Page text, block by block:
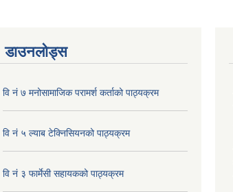
डाउनलोड्स
वि नं ७ मनोसामाजिक परामर्श कर्ताको पाठ्यक्रम
वि नं ५ ल्याब टेक्निसियनको पाठ्यक्रम
वि नं ३ फार्मेसी सहायकको पाठ्यक्रम